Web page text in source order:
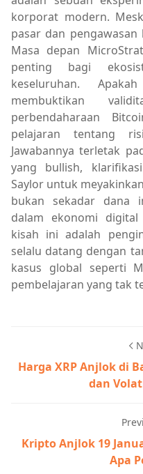
korporat modern.
pasar dan
Masa depan
penting bagi
keseluruhan.
membuktikan
perbendaharaan
pelajaran tentang
Jawabannya terletak
yang bullish,
Saylor untuk
bukan sekadar dana
dalam ekonomi
kisah ini adalah
selalu datang dengan
kasus global seperti
pembelajaran yang tak
Harga XRP Anjlok di
dan
Kripto Anjlok 19
Apa